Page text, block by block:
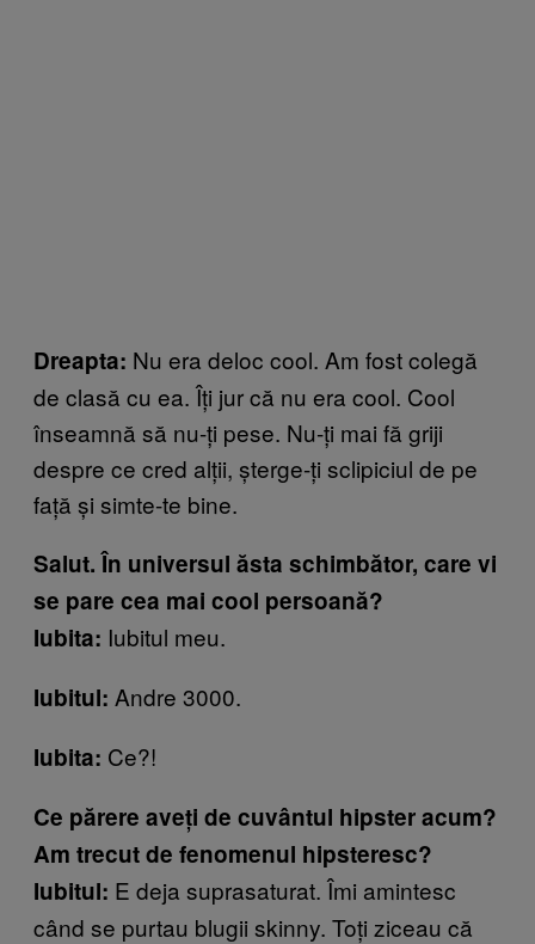
Dreapta: Nu era deloc cool. Am fost colegă
de clasă cu ea. Îți jur că nu era cool. Cool
înseamnă să nu-ți pese. Nu-ți mai fă griji
despre ce cred alții, șterge-ți sclipiciul de pe
față și simte-te bine.
Salut. În universul ăsta schimbător, care vi
se pare cea mai cool persoană?
Iubita: Iubitul meu.
Iubitul: Andre 3000.
Iubita: Ce?!
Ce părere aveți de cuvântul hipster acum?
Am trecut de fenomenul hipsteresc?
Iubitul: E deja suprasaturat. Îmi amintesc
când se purtau blugii skinny. Toți ziceau că